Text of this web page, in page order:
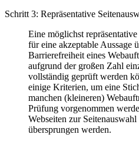
Schritt 3: Repräsentative
Eine möglichst
für eine akzeptable Aussage
Barrierefreiheit eines
aufgrund der großen Zahl
vollständig geprüft werden
einige Kriterien, um eine
manchen (kleineren)
Prüfung vorgenommen
Webseiten zur
übersprungen werden.